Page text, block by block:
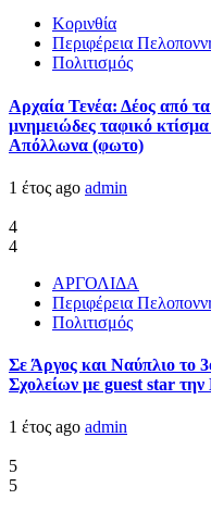
Κορινθία
Περιφέρεια
Πολιτισμός
Αρχαία Τενέα: Δέος από
μνημειώδες ταφικό
Απόλλωνα (φωτο)
1 έτος ago admin
4
4
ΑΡΓΟΛΙΔΑ
Περιφέρεια
Πολιτισμός
Σε Άργος και Ναύπλιο το
Σχολείων με guest star
1 έτος ago admin
5
5